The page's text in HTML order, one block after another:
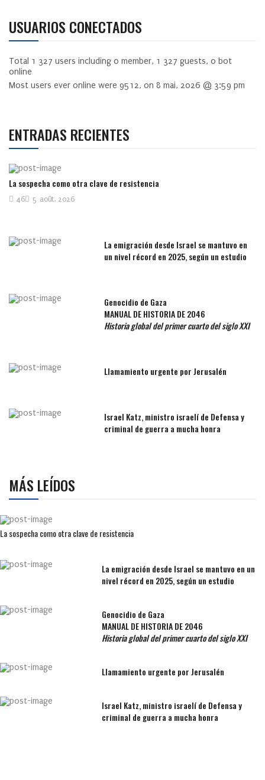
USUARIOS CONECTADOS
Total 1 327 users including 0 member, 1 327 guests, 0 bot
online
Most users ever online were 9512, on 8 mai, 2026 @ 3:59 pm
ENTRADAS RECIENTES
La sospecha como otra clave de resistencia
5 août, 2026
46
La emigración desde Israel se mantuvo en
un nivel récord en 2025, según un estudio
Genocidio de Gaza
MANUAL DE HISTORIA DE 2046
Historia global del primer cuarto del siglo XXI
Llamamiento urgente por Jerusalén
Israel Katz, ministro israelí de Defensa y
criminal de guerra a mucha honra
MÁS LEÍDOS
La sospecha como otra clave de resistencia
La emigración desde Israel se mantuvo en un
nivel récord en 2025, según un estudio
Genocidio de Gaza
MANUAL DE HISTORIA DE 2046
Historia global del primer cuarto del siglo XXI
Llamamiento urgente por Jerusalén
Israel Katz, ministro israelí de Defensa y
criminal de guerra a mucha honra